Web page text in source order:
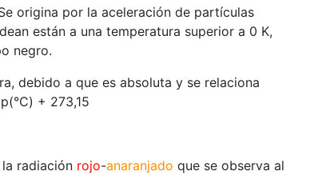
origina por la aceleración de partículas
están a una temperatura superior a 0 K,
negro.
debido a que es absoluta y se relaciona
+ 273,15
radiación rojo-anaranjado que se observa al